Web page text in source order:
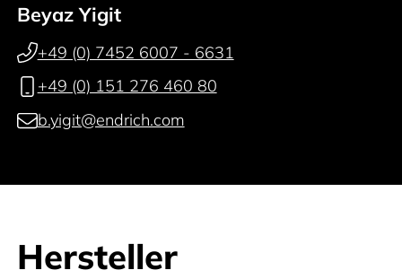
Beyaz Yigit
+49 (0) 7452 6007 - 6631
+49 (0) 151 276 460 80
b.yigit@endrich.com
Hersteller